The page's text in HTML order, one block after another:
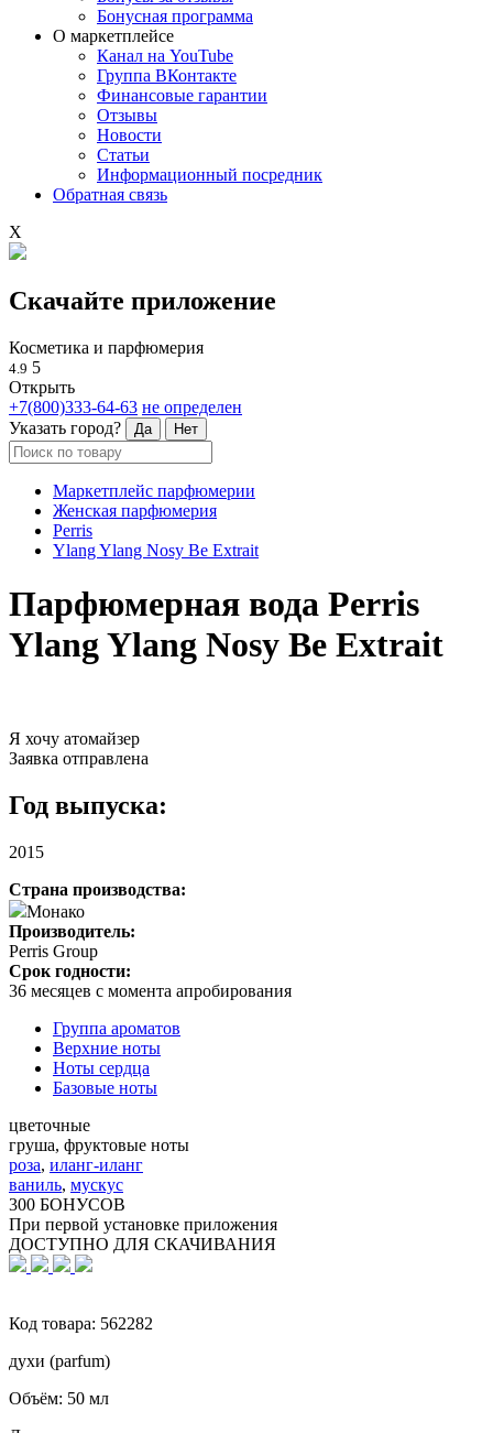
Бонусная программа
О маркетплейсе
Канал на YouTube
Группа ВКонтакте
Финансовые гарантии
Отзывы
Новости
Статьи
Информационный посредник
Обратная связь
X
Скачайте приложение
Косметика и парфюмерия
4.9 5
Открыть
+7(800)333-64-63 не определен
Указать город?
Да Нет
Маркетплейс парфюмерии
Женская парфюмерия
Perris
Ylang Ylang Nosy Be Extrait
Парфюмерная вода Perris
Ylang Ylang Nosy Be Extrait
Я хочу атомайзер
Заявка отправлена
Год выпуска:
2015
Страна производства:
Монако
Производитель:
Perris Group
Срок годности:
36 месяцев с момента апробирования
Группа ароматов
Верхние ноты
Ноты сердца
Базовые ноты
цветочные
груша, фруктовые ноты
роза, иланг-иланг
ваниль, мускус
300 БОНУСОВ
При первой установке приложения
ДОСТУПНО ДЛЯ СКАЧИВАНИЯ
Код товара: 562282
духи (parfum)
Объём: 50 мл